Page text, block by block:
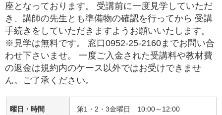
座となっております。 受講前に一度見学していただ
き、講師の先生とも準備物の確認を行ってから 受講
手続きをしていただきますようお願いいたします。
※見学は無料です。 窓口0952-25-2160までお問い合
わせ下さいませ。 一度ご入金された受講料や教材費
の返金は規約内のケース以外ではお受けできませ
ん。ご了承ください。
曜日・時間 第1・2・3金曜日 10:00～12:00